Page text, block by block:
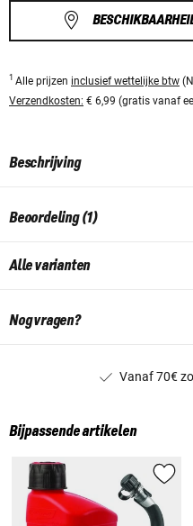
1 Alle prijzen inclusief wettelijke btw
Verzendkosten: € 6,99 (gratis vanaf
Beschrijving
Beoordeling (1)
Alle varianten
Nog vragen?
Vanaf 70€
Bijpassende artikelen